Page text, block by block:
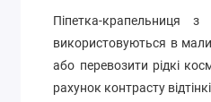
Піпетка-крапельниця
використовуються в
або перевозити рідкі
рахунок контрасту